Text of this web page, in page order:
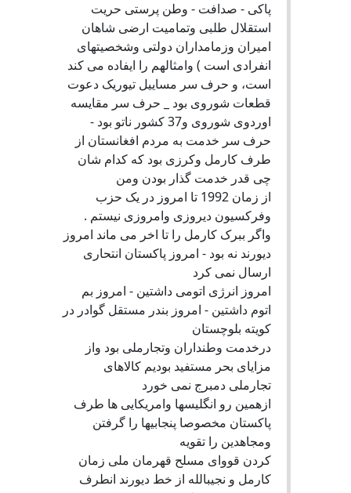
پاکی - صدافت - وطن پرستی حریت
استقلال طلبی وتمامیت ارضی شاهان
امیران وزمامداران دولتی وشخصیتهای
انفرادی است ) وامثالهم را ایفاده می کند
است، و حرف سر مساییل تیوریک دعوت
قطعات شوروی بود _ حرف سر مقایسه
اوردوی شوروی و37 کشور ناتو بود -
حرف سر خدمت به مردم افغانستان از
طرف کارمل وکرزی بود که کدام شان
چی قدر خدمت گذار بودن ومن
از زمان 1992 تا امروز در یک حزب
وفرکسیون دیروزی وامروزی نیستم .
واگر ببرک کارمل را تا اخر می ماند امروز
دیورند نه بود - امروز پاکستان انتحاری
ارسال نمی کرد
امروز انرژی اتومی داشتین - امروز بم
اتوم داشتین - امروز بندر مستقل گوادر در
کویته بلوچستان
درخدمت وطنداران وتجارملی بود واز
مزایای بحر مستفید بودیم کالاهای
تجارملی دمبرج نمی خورد
ازهمین رو انگلیسها وامریکایی ها طرف
پاکستان مخصوصا پنجابیها را گرفتن
ومجاهدین را تقویه
کردن قووای مسلح قهرمان ملی زمان
کارمل و نجیبالله از خط دیورند انطرف